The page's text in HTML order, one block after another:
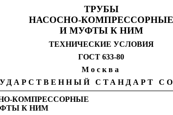
ТРУБЫ
НАСОСНО-КОМПРЕССОРНЫЕ
И МУФТЫ К НИМ
ТЕХНИЧЕСКИЕ УСЛОВИЯ
ГОСТ 633-80
Москва
СТАНДАРТ
КОМПРЕССОРНЫЕ
К НИМ